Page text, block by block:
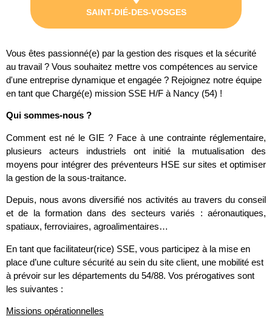
SAINT-DIÉ-DES-VOSGES
Vous êtes passionné(e) par la gestion des risques et la sécurité
au travail ? Vous souhaitez mettre vos compétences au service
d'une entreprise dynamique et engagée ? Rejoignez notre équipe
en tant que Chargé(e) mission SSE H/F à Nancy (54) !
Qui sommes-nous ?
Comment est né le GIE ? Face à une contrainte réglementaire,
plusieurs acteurs industriels ont initié la mutualisation des
moyens pour intégrer des préventeurs HSE sur sites et optimiser
la gestion de la sous-traitance.
Depuis, nous avons diversifié nos activités au travers du conseil
et de la formation dans des secteurs variés : aéronautiques,
spatiaux, ferroviaires, agroalimentaires…
En tant que facilitateur(rice) SSE, vous participez à la mise en
place d’une culture sécurité au sein du site client, une mobilité est
à prévoir sur les départements du 54/88. Vos prérogatives sont
les suivantes :
Missions opérationnelles